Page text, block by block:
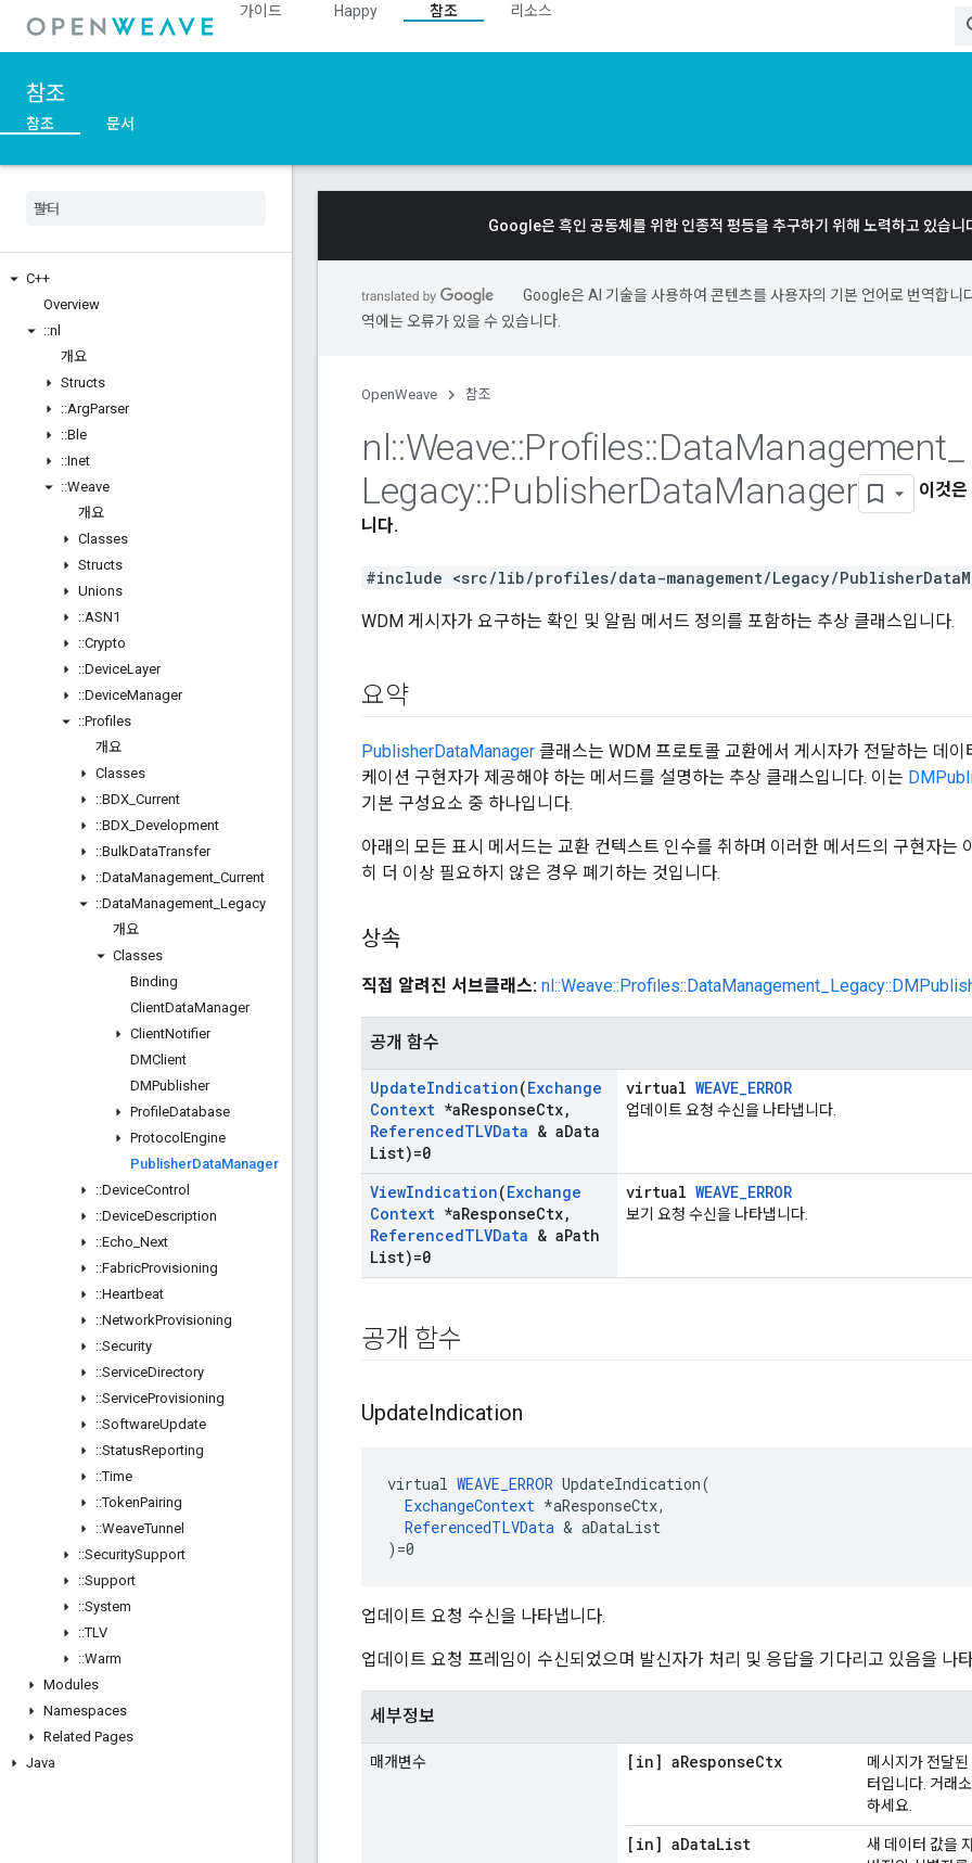
가이드 Happy 참조 리소스
참조
참조 문서
C++
Overview
::nl
개요
Structs
::ArgParser
::Ble
::Inet
::Weave
개요
Classes
Structs
Unions
::ASN1
::Crypto
::DeviceLayer
::DeviceManager
::Profiles
개요
Classes
::BDX Current
::BDX Development
::BulkDataTransfer
::DataManagement Current
::DataManagement Legacy
개요
Classes
Binding
ClientDataManager
ClientNotifier
DMClient
DMPublisher
ProfileDatabase
Protocol Engine
PublisherDataManager
::DeviceControl
::DeviceDescription
::Echo Next
::FabricProvisioning
::Heartbeat
::NetworkProvisioning
::Security
::ServiceDirectory
::ServiceProvisioning
::SoftwareUpdate
::StatusReporting
::Time
::TokenPairing
::WeaveTunnel
::SecuritySupport
::Support
::System
::TLV
::Warm
Modules
Namespaces
Related Pages
Java
Google은 흑인 공동체를 위한 인종적 평등을 추구하기 위해 노력하고 있습니
Google은 AI 기술을 사용하여 콘텐츠를 사용자의 기본 언어로 번역합니
역에는 오류가 있을 수 있습니다.
OpenWeave 참조
nl::Weave::Profiles::DataManagement
Legacy::PublisherDataManager
이것
니다.
#include <src/lib/profiles/data-management/Legacy/
WDM 게시자가 요구하는 확인 및 알림 메서드 정의를 포함하는 추상 클래스입니다.
요약
PublisherDataManager 클래스는 WDM 프로토콜 교환에서 게시자가 전달하는 데
케이션 구현자가 제공해야 하는 메서드를 설명하는 추상 클래스입니다. 이는
기본 구성요소 중 하나입니다.
아래의 모든 표시 메서드는 교환 컨텍스트 인수를 취하며 이러한 메서드의 구현자는
히 더 이상 필요하지 않은 경우 폐기하는 것입니다.
상속
직접 알려진 서브클래스:
공개 함수
UpdateIndication(Exchange
Context *aResponseCtx,
ReferencedTLVData & aData
List)=0
virtual WEAVE_ERROR
업데이트 요청 수신을 나타냅니다.
ViewIndication(Exchange
Context *aResponseCtx,
ReferencedTLVData & aPath
List)=0
virtual WEAVE_ERROR
보기 요청 수신을 나타냅니다.
공개 함수
UpdateIndication
virtual WEAVE_ERROR UpdateIndication(
ExchangeContext *aResponseCtx,
ReferencedTLVData & aDataList
)=0
업데이트 요청 수신을 나타냅니다.
업데이트 요청 프레임이 수신되었으며 발신자가 처리 및 응답을 기다리고 있음을 나
세부정보
매개변수 [in] aResponseCtx
메시지가 전달
터입니다. 거래
하세요.
[in] aDataList
새 데이터 값을